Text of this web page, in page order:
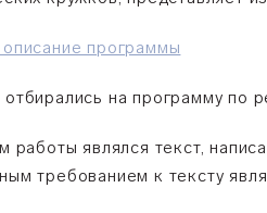
программы
на программу по
работы являлся текст,
требованием к тексту